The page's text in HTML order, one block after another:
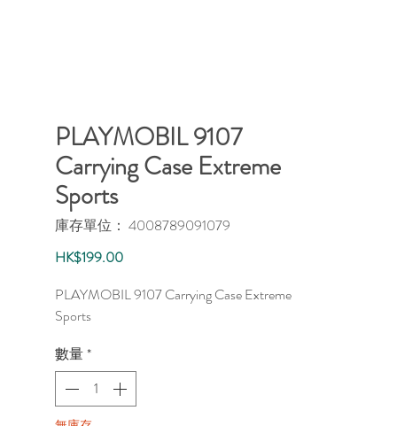
PLAYMOBIL 9107
Carrying Case Extreme
Sports
庫存單位： 4008789091079
HK$199.00價
PLAYMOBIL 9107 Carrying Case Extreme
Sports
數量*